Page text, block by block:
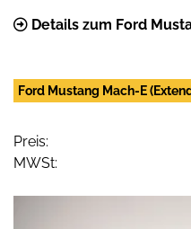
Details zum Ford
Ford Mustang Mach-E
Preis:
MWSt: